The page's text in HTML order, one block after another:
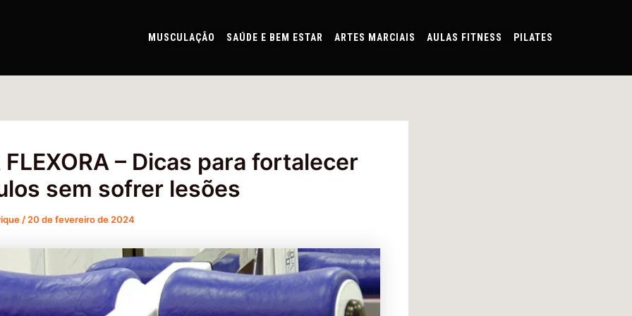
MUSCULAÇÃO SAÚDE E BEM ESTAR ARTES MARCIAIS AULAS FITNESS PILATES
FLEXORA – Dicas para fortalecer
sem sofrer lesões
/ 20 de fevereiro de 2024